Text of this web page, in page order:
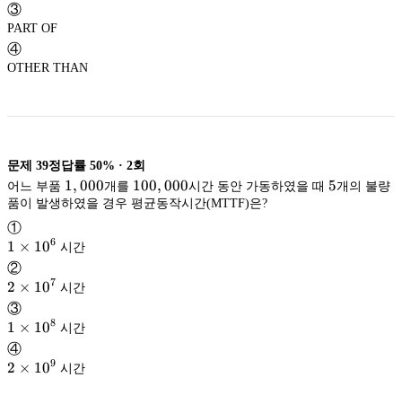
③
PART OF
④
OTHER THAN
문제 39정답률 50% · 2회
어느 부품 1,000
1, 000개를 100,000
100, 000시간 동안 가동하였을 때 5
5개의 불량
품이 발생하였을 경우 평균동작시간(MTTF)은?
①
1\times
10^{6}
1 × 106 시간
②
2\times
10^{7}
2 × 107 시간
③
1\times
10^{8}
1 × 108 시간
④
2\times
2 × 109 시간